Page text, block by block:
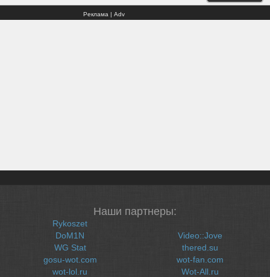
Реклама | Adv
Наши партнеры:
Rykoszet
DoM1N
WG Stat
gosu-wot.com
wot-lol.ru
Video::Jove
thered.su
wot-fan.com
Wot-All.ru